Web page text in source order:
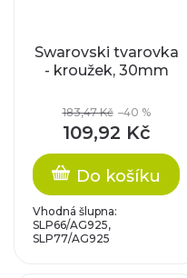
Swarovski tvarovka
- kroužek, 30mm
183,47 Kč –40 %
109,92 Kč
Do košíku
Vhodná šlupna:
SLP66/AG925,
SLP77/AG925